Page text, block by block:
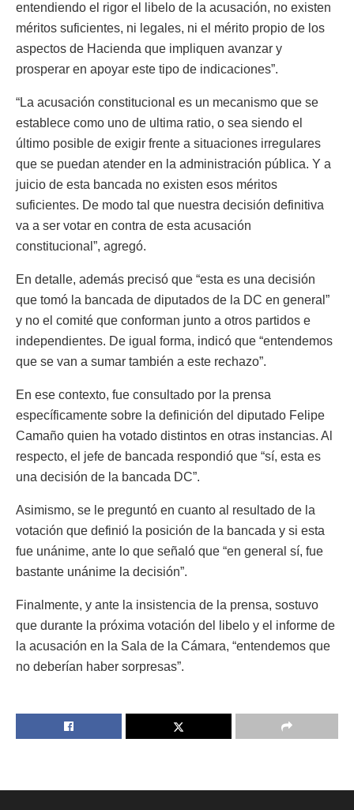
entendiendo el rigor el libelo de la acusación, no existen
méritos suficientes, ni legales, ni el mérito propio de los
aspectos de Hacienda que impliquen avanzar y
prosperar en apoyar este tipo de indicaciones”.
“La acusación constitucional es un mecanismo que se
establece como uno de ultima ratio, o sea siendo el
último posible de exigir frente a situaciones irregulares
que se puedan atender en la administración pública. Y a
juicio de esta bancada no existen esos méritos
suficientes. De modo tal que nuestra decisión definitiva
va a ser votar en contra de esta acusación
constitucional”, agregó.
En detalle, además precisó que “esta es una decisión
que tomó la bancada de diputados de la DC en general”
y no el comité que conforman junto a otros partidos e
independientes. De igual forma, indicó que “entendemos
que se van a sumar también a este rechazo”.
En ese contexto, fue consultado por la prensa
específicamente sobre la definición del diputado Felipe
Camaño quien ha votado distintos en otras instancias. Al
respecto, el jefe de bancada respondió que “sí, esta es
una decisión de la bancada DC”.
Asimismo, se le preguntó en cuanto al resultado de la
votación que definió la posición de la bancada y si esta
fue unánime, ante lo que señaló que “en general sí, fue
bastante unánime la decisión”.
Finalmente, y ante la insistencia de la prensa, sostuvo
que durante la próxima votación del libelo y el informe de
la acusación en la Sala de la Cámara, “entendemos que
no deberían haber sorpresas”.